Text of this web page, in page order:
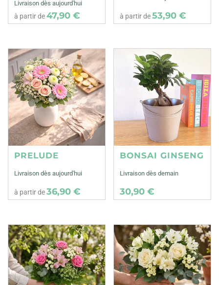
Livraison dès aujourd'hui
à partir de47,90 € à partir de53,90 €
PRELUDE
Livraison dès aujourd'hui
à partir de36,90 €
BONSAI GINSENG
Livraison dès demain
30,90 €